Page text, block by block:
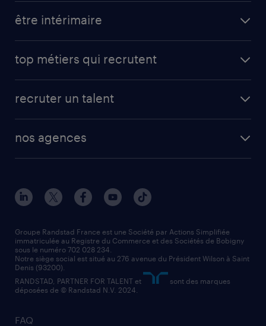
créer un compte candidat
être intérimaire
app talent / portail web
top métiers qui recrutent
manutentionnaire
assistant administratif
comptable
recruter un talent
solutions opérationnelles
contact entreprise
faq intérim / recrutement
nos agences
nos agences par ville
nos agences par région
nos cabinets de recrutement
FAQ
Groupe Randstad France est une Société par Actions Simplifiée
immatriculée au Registre du Commerce et des Sociétés de Bobigny
sous le numéro 702 028 234.
Notre siège social est situé au 276 avenue du Président Wilson à Saint
Denis (93200).
RANDSTAD, PARTNER FOR TALENT et
sont des marques
déposées de © Randstad N.V. 2024.